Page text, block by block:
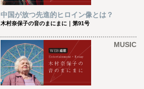
中国が放つ先進的ヒロイン像とは？
木村奈保子の音のまにまに｜第91号
MUSIC